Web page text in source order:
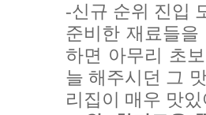
-신규 순위 진입
준비한 재료들
하면 아무리 초
늘 해주시던 그
리집이 매우 맛